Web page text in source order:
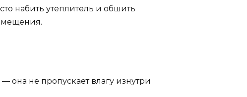
набить утеплитель и обшить
она не пропускает влагу изнутри